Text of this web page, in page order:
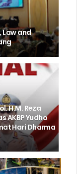
and
H.M. Reza
AKBP Yudho
Hari Dharma